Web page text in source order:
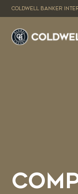
COLDWELL BANKER